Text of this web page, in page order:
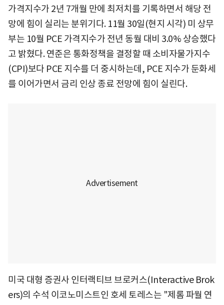
가격지수가 2년 7개월 만에 최저치를 기록하면서 해당 전
망에 힘이 실리는 분위기다. 11월 30일(현지 시각) 미 상무
부는 10월 PCE 가격지수가 전년 동월 대비 3.0% 상승했다
고 밝혔다. 연준은 통화정책을 결정할 때 소비자물가지수
(CPI)보다 PCE 지수를 더 중시하는데, PCE 지수가 둔화세
를 이어가면서 금리 인상 종료 전망에 힘이 실린다.
미국 대형 증권사 인터랙티브 브로커스(Interactive Brok
ers)의 수석 이코노미스트인 호세 토레스는 "제롬 파월 연